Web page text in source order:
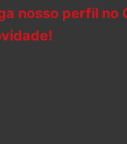
nosso perfil no